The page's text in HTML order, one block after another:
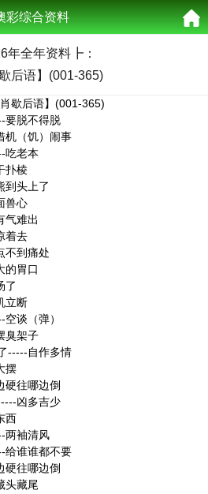
彩综合资料
年全年资料┣：
歇后语】(001-365)
歇后语】(001-365)
要脱不得脱
机（饥）闹事
吃老本
扑棱
到头上了
兽心
气难出
着去
不到痛处
的胃口
了
立断
谈（弹）
臭架子
-----自作多情
摆
硬往哪边倒
凶多吉少
西
两袖清风
给谁谁都不要
硬往哪边倒
头藏尾